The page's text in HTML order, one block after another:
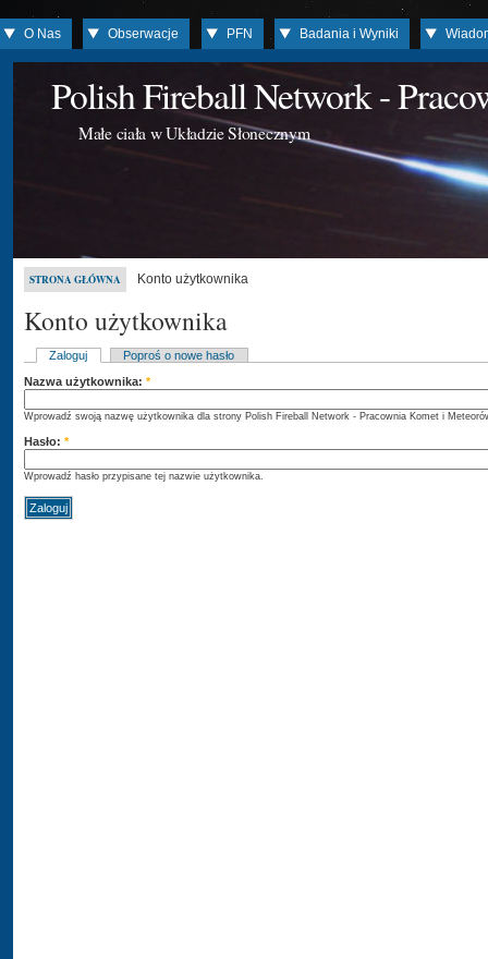
O Nas Obserwacje PFN Badania i Wyniki
Polish Fireball Network -
Małe ciała w Układzie Słonecznym
STRONA GŁÓWNA Konto użytkownika
Konto użytkownika
Zaloguj
Poproś o nowe hasło
Nazwa użytkownika: *
Wprowadź swoją nazwę użytkownika dla strony Polish Fireball Network - Pracownia Komet i
Hasło: *
Wprowadź hasło przypisane tej nazwie użytkownika.